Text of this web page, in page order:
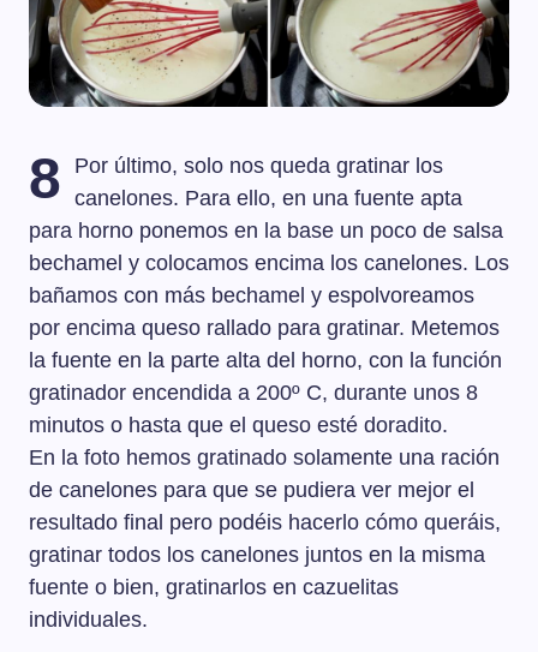
8
Por último, solo nos queda gratinar los
canelones. Para ello, en una fuente apta
para horno ponemos en la base un poco de salsa
bechamel y colocamos encima los canelones. Los
bañamos con más bechamel y espolvoreamos
por encima queso rallado para gratinar. Metemos
la fuente en la parte alta del horno, con la función
gratinador encendida a 200º C, durante unos 8
minutos o hasta que el queso esté doradito.
En la foto hemos gratinado solamente una ración
de canelones para que se pudiera ver mejor el
resultado final pero podéis hacerlo cómo queráis,
gratinar todos los canelones juntos en la misma
fuente o bien, gratinarlos en cazuelitas
individuales.